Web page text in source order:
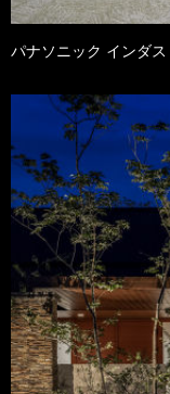
パナソニック インダ